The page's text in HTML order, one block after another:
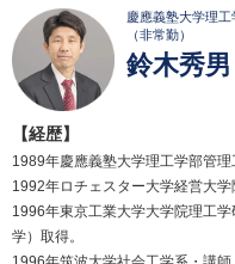
慶應義塾大学理
（非常勤）
鈴木秀男
【経歴】
1989年慶應義塾大学理工学部管理
1992年ロチェスター大学経営大学
1996年東京工業大学大学院理工
学）取得。